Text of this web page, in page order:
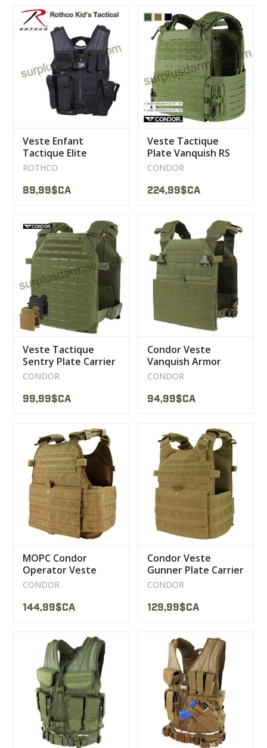
Veste Enfant
Tactique Elite
Airsoft Paintball
ROTHCO
89,99$CA
Veste Tactique
Plate Vanquish RS
Condor
CONDOR
224,99$CA
Veste Tactique
Sentry Plate Carrier
LCS Condor
CONDOR
99,99$CA
Condor Veste
Vanquish Armor
Systeme
CONDOR
94,99$CA
MOPC Condor
Operator Veste
Plate Carrier
CONDOR
144,99$CA
Condor Veste
Gunner Plate Carrier
CONDOR
129,99$CA